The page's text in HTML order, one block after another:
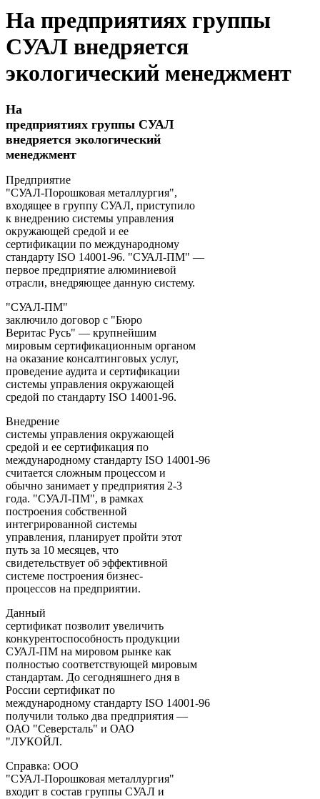
На предприятиях группы
СУАЛ внедряется
экологический менеджмент
На
предприятиях группы СУАЛ
внедряется экологический
менеджмент
Предприятие
"СУАЛ-Порошковая металлургия",
входящее в группу СУАЛ, приступило
к внедрению системы управления
окружающей средой и ее
сертификации по международному
стандарту ISO 14001-96. "СУАЛ-ПМ" —
первое предприятие алюминиевой
отрасли, внедряющее данную систему.
"СУАЛ-ПМ"
заключило договор с "Бюро
Веритас Русь" — крупнейшим
мировым сертификационным органом
на оказание консалтинговых услуг,
проведение аудита и сертификации
системы управления окружающей
средой по стандарту ISO 14001-96.
Внедрение
системы управления окружающей
средой и ее сертификация по
международному стандарту ISO 14001-96
считается сложным процессом и
обычно занимает у предприятия 2-3
года. "СУАЛ-ПМ", в рамках
построения собственной
интегрированной системы
управления, планирует пройти этот
путь за 10 месяцев, что
свидетельствует об эффективной
системе построения бизнес-
процессов на предприятии.
Данный
сертификат позволит увеличить
конкурентоспособность продукции
СУАЛ-ПМ на мировом рынке как
полностью соответствующей мировым
стандартам. До сегодняшнего дня в
России сертификат по
международному стандарту ISO 14001-96
получили только два предприятия —
ОАО "Северсталь" и ОАО
"ЛУКОЙЛ.
Справка: ООО
"СУАЛ-Порошковая металлургия"
входит в состав группы СУАЛ и